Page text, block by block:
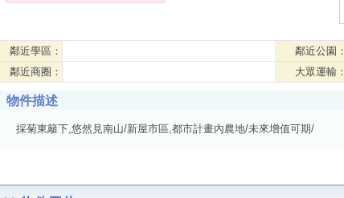
鄰近學區：
鄰近公園：
鄰近商圈：
大眾運輸：
物件描述
採菊東籬下,悠然見南山/新屋市區,都市計畫內農地/未來增值可期/